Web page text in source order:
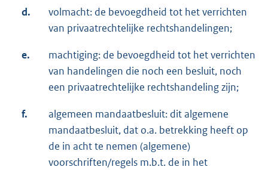
d.
volmacht: de bevoegdheid tot het verrichten
van privaatrechtelijke rechtshandelingen;
e.
machtiging: de bevoegdheid tot het verrichten
van handelingen die noch een besluit, noch
een privaatrechtelijke rechtshandeling zijn;
f.
algemeen mandaatbesluit: dit algemene
mandaatbesluit, dat o.a. betrekking heeft op
de in acht te nemen (algemene)
voorschriften/regels m.b.t. de in het